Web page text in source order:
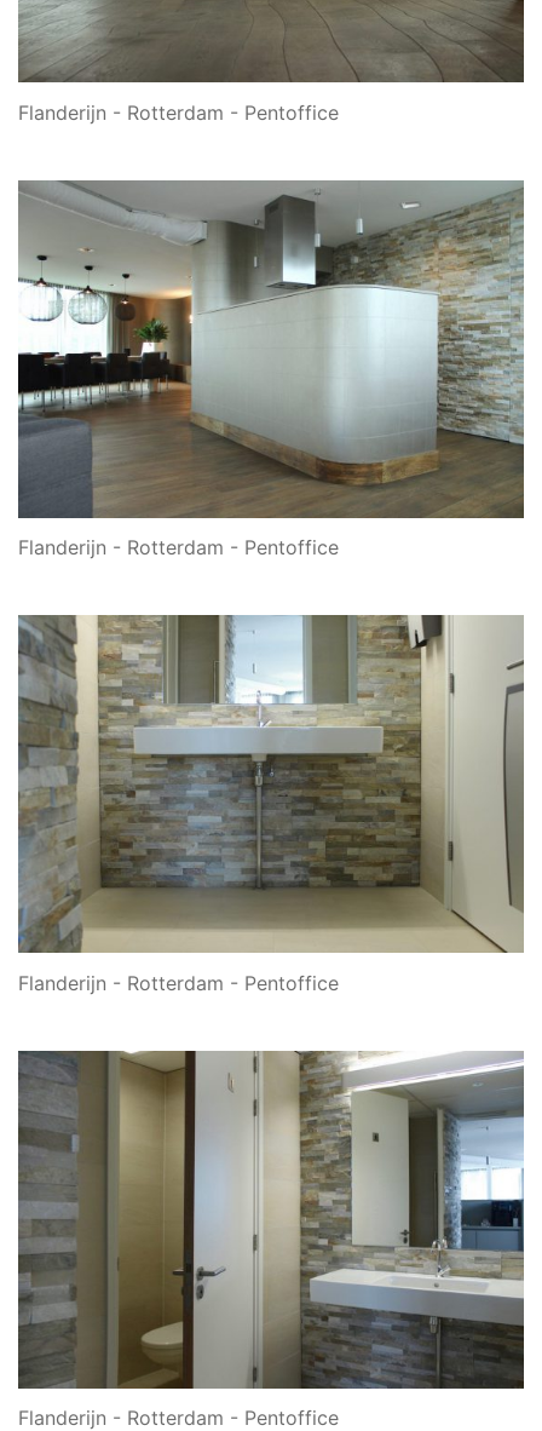
Flanderijn - Rotterdam - Pentoffice
Flanderijn - Rotterdam - Pentoffice
Flanderijn - Rotterdam - Pentoffice
Flanderijn - Rotterdam - Pentoffice